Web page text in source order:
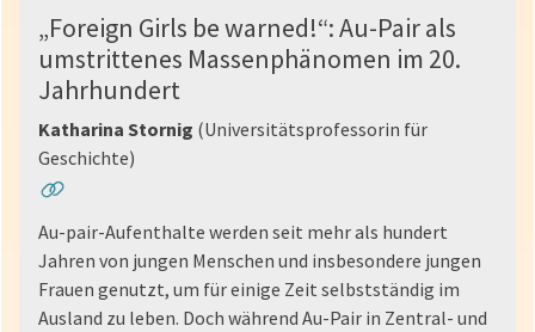
„Foreign Girls be warned!“: Au-Pair als
umstrittenes Massenphänomen im 20.
Jahrhundert
Katharina Stornig (Universitätsprofessorin für
Geschichte)
Au-pair-Aufenthalte werden seit mehr als hundert
Jahren von jungen Menschen und insbesondere jungen
Frauen genutzt, um für einige Zeit selbstständig im
Ausland zu leben. Doch während Au-Pair in Zentral- und